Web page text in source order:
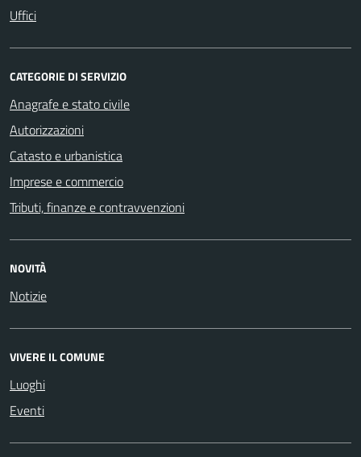
Uffici
CATEGORIE DI SERVIZIO
Anagrafe e stato civile
Autorizzazioni
Catasto e urbanistica
Imprese e commercio
Tributi, finanze e contravvenzioni
NOVITÀ
Notizie
VIVERE IL COMUNE
Luoghi
Eventi